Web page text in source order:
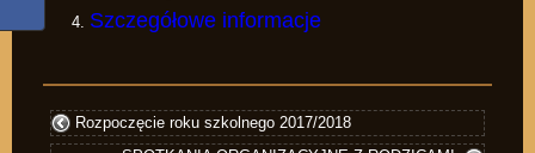
Szczegółowe informacje
Rozpoczęcie roku szkolnego 2017/2018